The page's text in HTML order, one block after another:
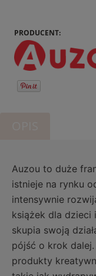
PRODUCENT:
Auzou to duże
istnieje na rynku
intensywnie
książek dla dzieci
skupia swoją
pójść o krok
produkty